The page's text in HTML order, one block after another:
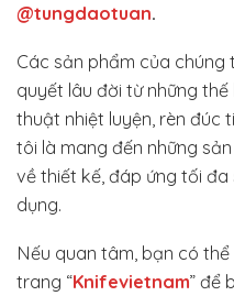
@tungdaotuan.
Các sản phẩm của chúng
quyết lâu đời từ những
thuật nhiệt luyện, rèn đúc
tôi là mang đến những
về thiết kế, đáp ứng tối đa
dụng.
Nếu quan tâm, bạn có
trang “Knifevietnam” để